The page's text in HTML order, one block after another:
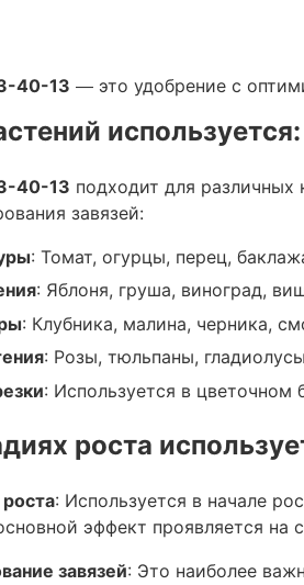
культур, особенно тех,
и формирования
баклажаны, картофель.
вишня.
черника, смородина.
хризантемы, лилии.
бизнесе для улучшения
40-13 — это удобрение с
используется:
40-13 подходит для различных
завязей:
: Томат, огурцы, перец,
: Яблоня, груша, виноград,
: Клубника, малина, черника,
: Розы, тюльпаны,
: Используется в цветочном
роста
: Используется в начале
эффект проявляется на
завязей: Это наиболее